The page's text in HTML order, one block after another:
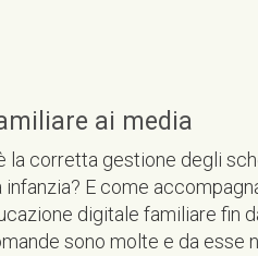
ai media
la corretta gestione degli
infanzia? E come
digitale familiare fin
sono molte e da esse